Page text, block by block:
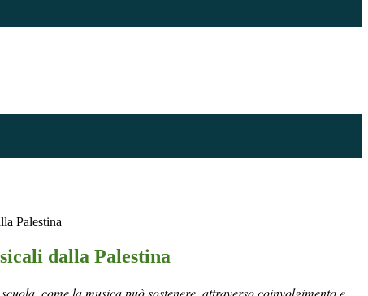
Palestina
dalla Palestina
come la musica può sostenere, attraverso coinvolgimento e